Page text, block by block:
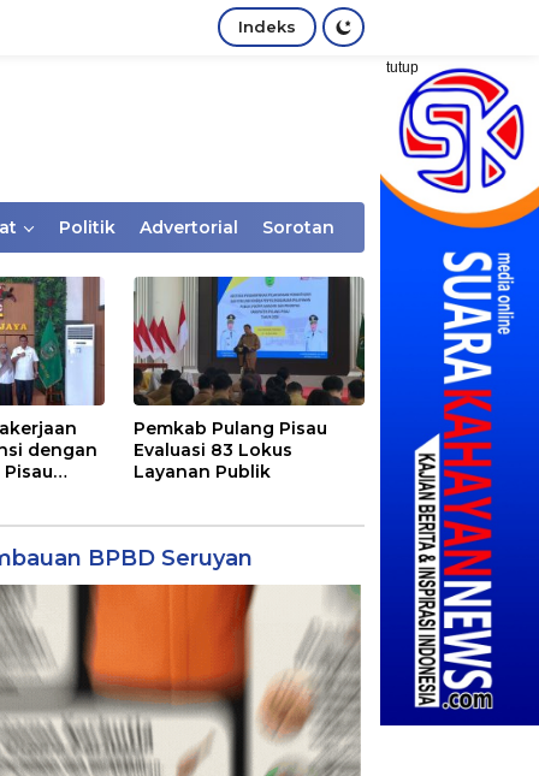
Indeks
tutup
Politik Advertorial Sorotan
dengan
Pemkab Pulang Pisau
Evaluasi 83 Lokus
Layanan Publik
BPBD Seruyan